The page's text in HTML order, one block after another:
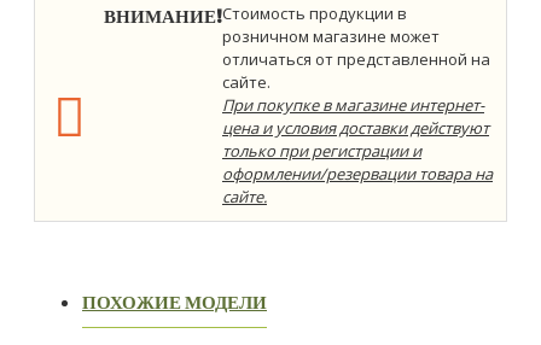
ВНИМАНИЕ!Стоимость продукции в
розничном магазине может
отличаться от представленной на
сайте.
При покупке в магазине интернет-
цена и условия доставки действуют
только при регистрации и
оформлении/резервации товара на
сайте.
ПОХОЖИЕ МОДЕЛИ